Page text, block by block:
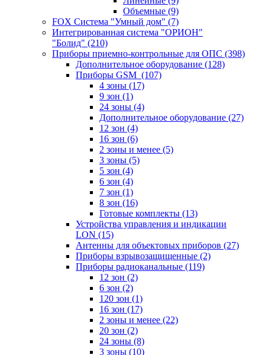
Объемные (9)
FOX Система "Умный дом" (7)
Интегрированная система "ОРИОН"
"Болид" (210)
Приборы приемно-контрольные для ОПС (398)
Дополнительное оборудование (128)
Приборы GSM (107)
4 зоны (17)
9 зон (1)
24 зоны (4)
Дополнительное оборудование (27)
12 зон (4)
16 зон (6)
2 зоны и менее (5)
3 зоны (5)
5 зон (4)
6 зон (4)
7 зон (1)
8 зон (16)
Готовые комплекты (13)
Устройства управления и индикации
LON (15)
Антенны для объектовых приборов (27)
Приборы взрывозащищенные (2)
Приборы радиоканальные (119)
12 зон (2)
6 зон (2)
120 зон (1)
16 зон (17)
2 зоны и менее (22)
20 зон (2)
24 зоны (8)
3 зоны (10)